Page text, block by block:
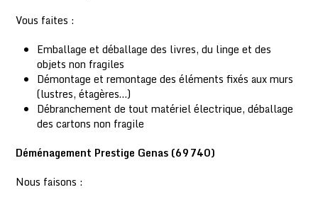
Vous faites :
Emballage et déballage des livres, du linge et des
objets non fragiles
Démontage et remontage des éléments fixés aux murs
(lustres, étagères…)
Débranchement de tout matériel électrique, déballage
des cartons non fragile
Déménagement Prestige Genas (69740)
Nous faisons :